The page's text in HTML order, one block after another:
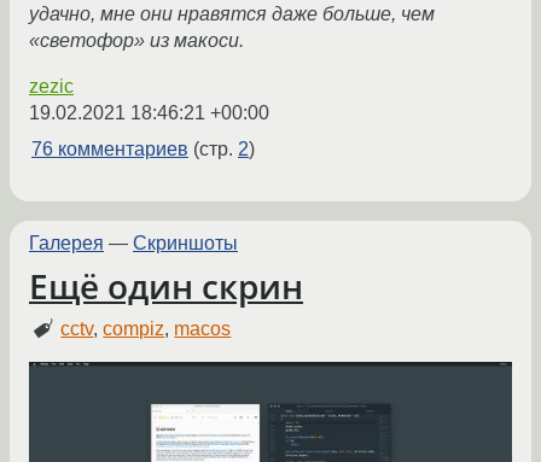
удачно, мне они нравятся даже больше, чем
«светофор» из макоси.
zezic
19.02.2021 18:46:21 +00:00
76 комментариев (стр. 2)
Галерея — Скриншоты
Ещё один скрин
cctv,compiz, macos